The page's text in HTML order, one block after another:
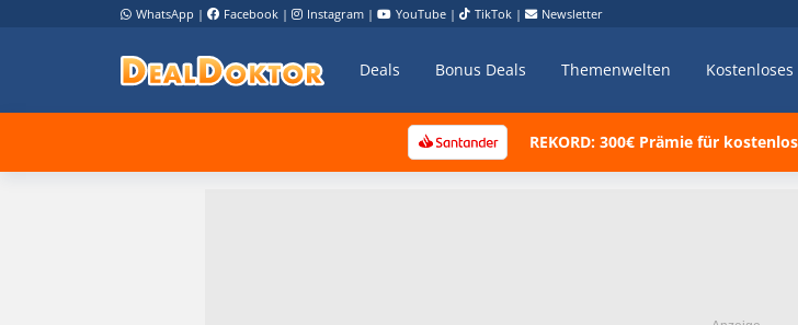
WhatsApp | Facebook | Instagram | YouTube | TikTok | Newsletter
Deals Bonus Deals Themenwelten Kostenloses
REKORD: 300€ Prämie für